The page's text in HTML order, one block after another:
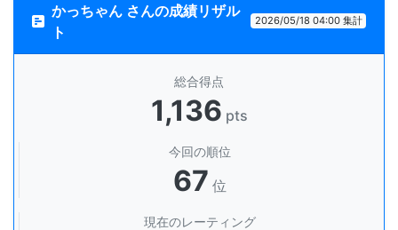
かっちゃん さんの成績リザル
ト
2026/05/18 04:00 集計
総合得点
1,136 pts
今回の順位
67 位
現在のレーティング